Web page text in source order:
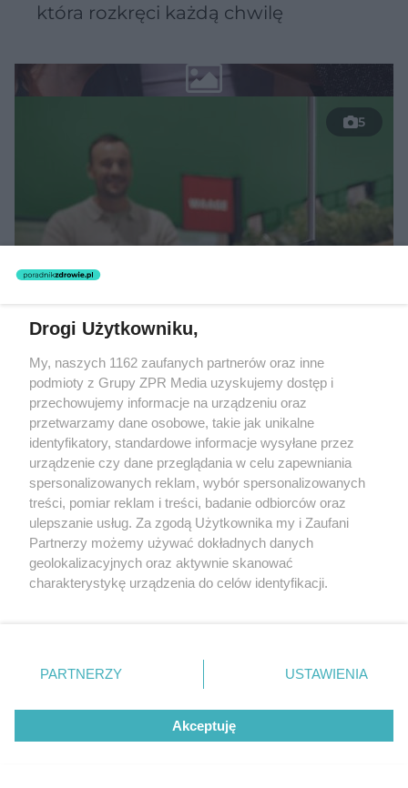
która rozkręci każdą chwilę
5
Daleko do pięciu porcji dziennie.
Badanie pokazuje, jak Polacy
naprawdę jedzą warzywa i owoce
Drogi Użytkowniku,
My, naszych 1162 zaufanych partnerów oraz inne
podmioty z Grupy ZPR Media uzyskujemy dostęp i
przechowujemy informacje na urządzeniu oraz
przetwarzamy dane osobowe, takie jak unikalne
identyfikatory, standardowe informacje wysyłane przez
urządzenie czy dane przeglądania w celu zapewniania
spersonalizowanych reklam, wybór spersonalizowanych
treści, pomiar reklam i treści, badanie odbiorców oraz
ulepszanie usług. Za zgodą Użytkownika my i Zaufani
Partnerzy możemy używać dokładnych danych
geolokalizacyjnych oraz aktywnie skanować
charakterystykę urządzenia do celów identyfikacji.
zmienić/wycofać klikając przycisk ustawień prywatności
znajdujący się w lewym dolnym rogu strony
rodzaje przetwarzania danych nie wymagają zgody
użytkownika, ale masz prawo sprzeciwić się takiemu
przetwarzaniu. Preferencje będą miały zastosowanie tylko
PARTNERZY USTAWIENIA
Akceptuję